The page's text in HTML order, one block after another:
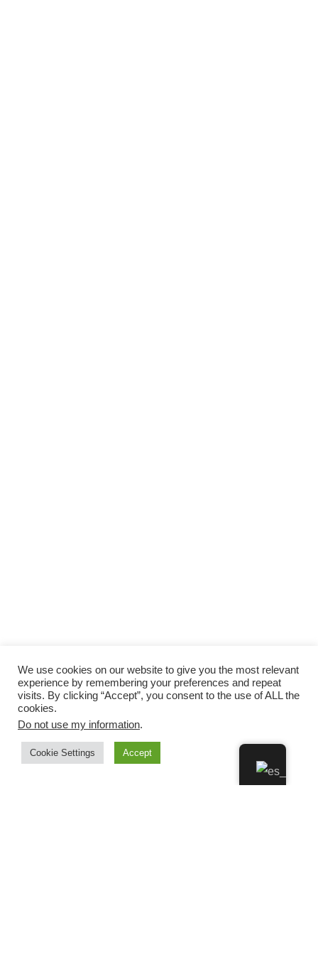
We use cookies on our website to give you the most relevant
experience by remembering your preferences and repeat
visits. By clicking “Accept”, you consent to the use of ALL the
cookies.
Do not use my information.
Cookie Settings Accept